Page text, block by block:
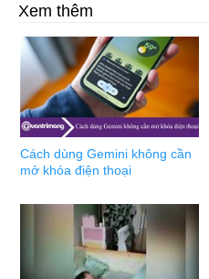
Xem thêm
Cách dùng Gemini không cần
mở khóa điện thoại